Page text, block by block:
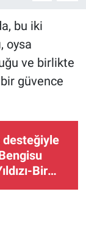
bu iki
oysa
ve birlikte
bir güvence
desteğiyle
Bir